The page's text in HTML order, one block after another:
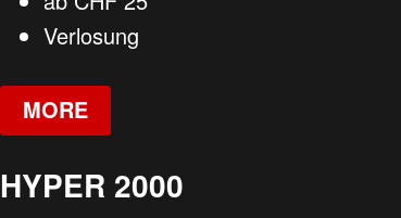
Verlosung
MORE
HYPER 2000